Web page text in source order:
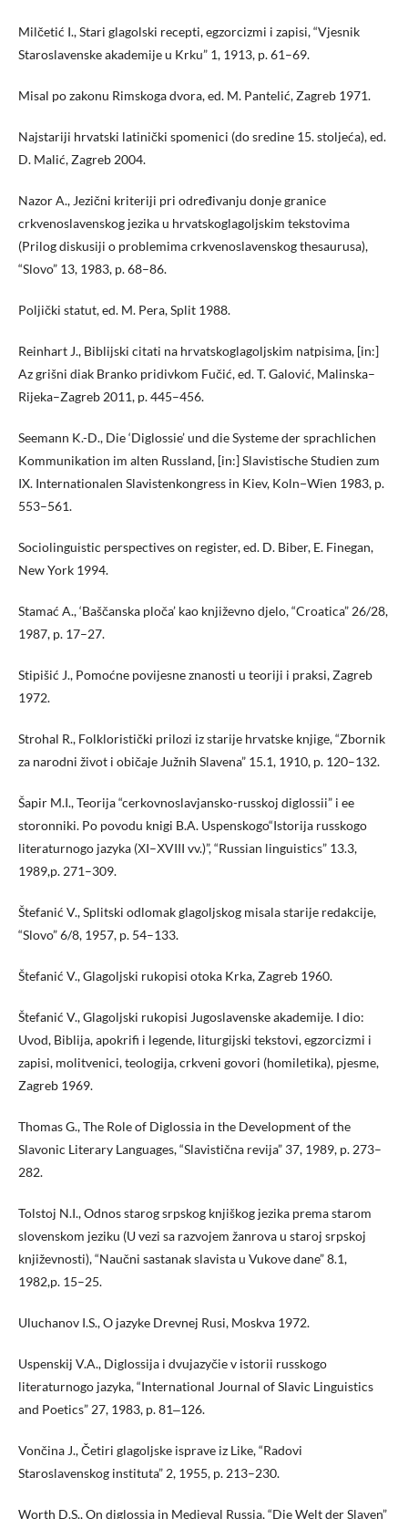
Milčetić I., Stari glagolski recepti, egzorcizmi i zapisi, “Vjesnik
Staroslavenske akademije u Krku” 1, 1913, p. 61–69.
Misal po zakonu Rimskoga dvora, ed. M. Pantelić, Zagreb 1971.
Najstariji hrvatski latinički spomenici (do sredine 15. stoljeća), ed.
D. Malić, Zagreb 2004.
Nazor A., Jezični kriteriji pri određivanju donje granice
crkvenoslavenskog jezika u hrvatskoglagoljskim tekstovima
(Prilog diskusiji o problemima crkvenoslavenskog thesaurusa),
“Slovo” 13, 1983, p. 68–86.
Poljički statut, ed. M. Pera, Split 1988.
Reinhart J., Biblijski citati na hrvatskoglagoljskim natpisima, [in:]
Az grišni diak Branko pridivkom Fučić, ed. T. Galović, Malinska–
Rijeka–Zagreb 2011, p. 445–456.
Seemann K.-D., Die ‘Diglossie’ und die Systeme der sprachlichen
Kommunikation im alten Russland, [in:] Slavistische Studien zum
IX. Internationalen Slavistenkongress in Kiev, Koln−Wien 1983, p.
553–561.
Sociolinguistic perspectives on register, ed. D. Biber, E. Finegan,
New York 1994.
Stamać A., ‘Baščanska ploča’ kao književno djelo, “Croatica” 26/28,
1987, p. 17–27.
Stipišić J., Pomoćne povijesne znanosti u teoriji i praksi, Zagreb
1972.
Strohal R., Folkloristički prilozi iz starije hrvatske knjige, “Zbornik
za narodni život i običaje Južnih Slavena” 15.1, 1910, p. 120–132.
Šapir M.I., Teorija “cerkovnoslavjansko-russkoj diglossii” i ee
storonniki. Po povodu knigi B.A. Uspenskogo“Istorija russkogo
literaturnogo jazyka (ХI–ХVIII vv.)”, “Russian linguistics” 13.3,
1989,p. 271–309.
Štefanić V., Splitski odlomak glagoljskog misala starije redakcije,
“Slovo” 6/8, 1957, p. 54–133.
Štefanić V., Glagoljski rukopisi otoka Krka, Zagreb 1960.
Štefanić V., Glagoljski rukopisi Jugoslavenske akademije. I dio:
Uvod, Biblija, apokrifi i legende, liturgijski tekstovi, egzorcizmi i
zapisi, molitvenici, teologija, crkveni govori (homiletika), pjesme,
Zagreb 1969.
Thomas G., The Role of Diglossia in the Development of the
Slavonic Literary Languages, “Slavistična revija” 37, 1989, p. 273–
282.
Tolstoj N.I., Odnos starog srpskog knjiškog jezika prema starom
slovenskom jeziku (U vezi sa razvojem žanrova u staroj srpskoj
književnosti), “Naučni sastanak slavista u Vukove dane” 8.1,
1982,p. 15–25.
Uluchanov I.S., O jazyke Drevnej Rusi, Moskva 1972.
Uspenskij V.A., Diglossija i dvujazyčie v istorii russkogo
literaturnogo jazyka, “International Journal of Slavic Linguistics
and Poetics” 27, 1983, p. 81‒126.
Vončina J., Četiri glagoljske isprave iz Like, “Radovi
Staroslavenskog instituta” 2, 1955, p. 213–230.
Worth D.S., On diglossia in Medieval Russia, “Die Welt der Slaven”